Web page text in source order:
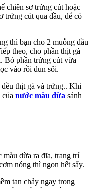
chiên sơ trứng cút hoặc
trứng cút qua dầu, để có
thì bạn cho 2 muỗng dầu
theo, cho phần thịt gà
Bỏ phần trứng cút vừa
vào rồi đun sôi.
thịt gà và trứng.. Khi
nước màu dừa sánh
màu dừa ra đĩa, trang trí
nóng thì ngon hết sẩy.
tan chảy ngay trong